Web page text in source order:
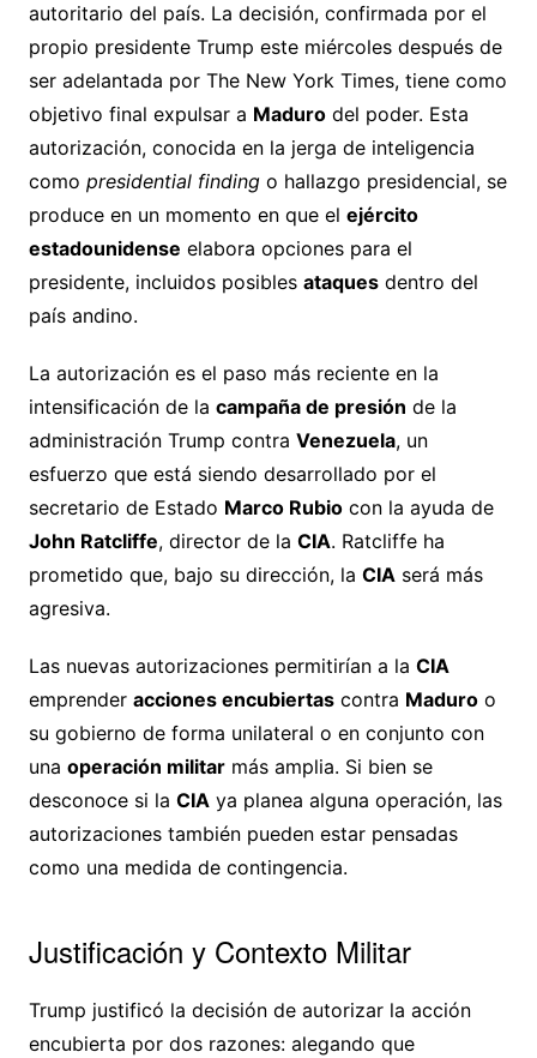
autoritario del país. La decisión, confirmada por el
propio presidente Trump este miércoles después de
ser adelantada por The New York Times, tiene como
objetivo final expulsar a Madurodel poder. Esta
autorización, conocida en la jerga de inteligencia
como presidential findingo hallazgo presidencial, se
produce en un momento en que el ejército
estadounidense elabora opciones para el
presidente, incluidos posibles ataquesdentro del
país andino.
La autorización es el paso más reciente en la
intensificación de la campaña de presión de la
administración Trump contra Venezuela, un
esfuerzo que está siendo desarrollado por el
secretario de Estado Marco Rubiocon la ayuda de
John Ratcliffe, director de la CIA. Ratcliffe ha
prometido que, bajo su dirección, la CIAserá más
agresiva.
Las nuevas autorizaciones permitirían a la CIA
emprender acciones encubiertascontra Maduroo
su gobierno de forma unilateral o en conjunto con
una operación militarmás amplia. Si bien se
desconoce si la CIAya planea alguna operación, las
autorizaciones también pueden estar pensadas
como una medida de contingencia.
Justificación y Contexto Militar
Trump justificó la decisión de autorizar la acción
encubierta por dos razones: alegando que